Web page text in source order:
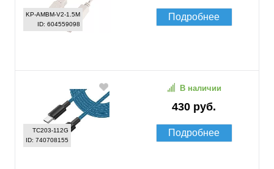
KP-AMBM-V2-1.5M
ID: 604559098
Подробнее
TC203-112G
ID: 740708155
430 руб.
В наличии
Подробнее